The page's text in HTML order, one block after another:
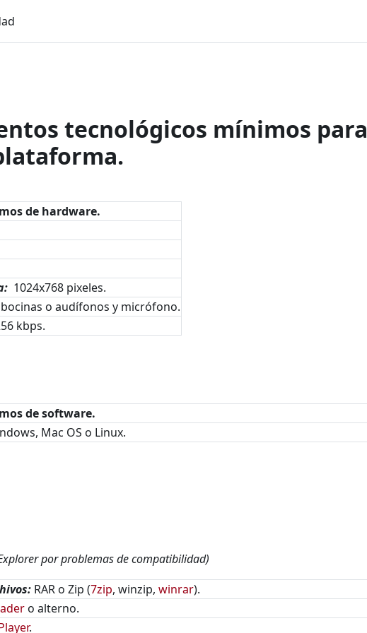
tecnológicos mínimos para
de hardware.
1024x768 pixeles.
o audífonos y micrófono.
kbps.
de software.
Mac OS o Linux.
por problemas de compatibilidad)
RAR o Zip (7zip, winzip, winrar).
o alterno.
.